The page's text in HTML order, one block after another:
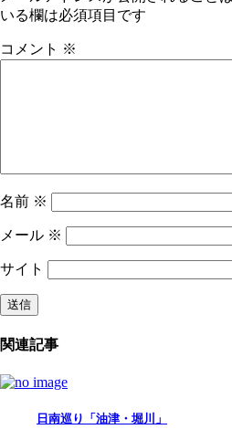
いる欄は必須項目です
コメント ※
名前 ※
メール ※
サイト
関連記事
日南巡り「油津・堀川」